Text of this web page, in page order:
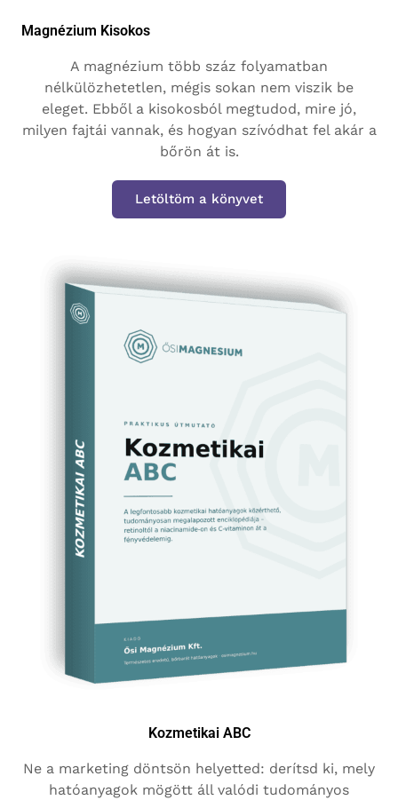
Magnézium Kisokos
A magnézium több száz folyamatban
nélkülözhetetlen, mégis sokan nem viszik be
eleget. Ebből a kisokosból megtudod, mire jó,
milyen fajtái vannak, és hogyan szívódhat fel akár a
bőrön át is.
Letöltöm a könyvet
Kozmetikai ABC
Ne a marketing döntsön helyetted: derítsd ki, mely
hatóanyagok mögött áll valódi tudományos